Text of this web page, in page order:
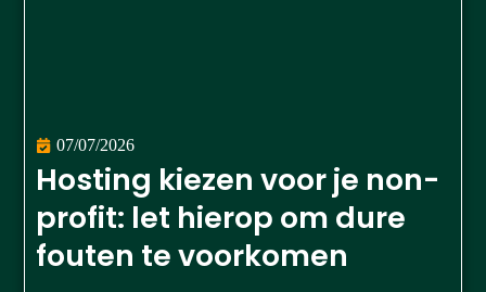
07/07/2026
Hosting kiezen voor je non-
profit: let hierop om dure
fouten te voorkomen